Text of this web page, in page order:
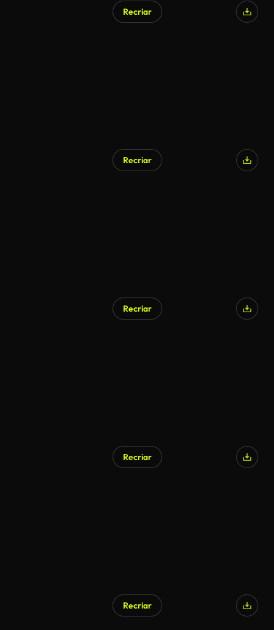
Recriar
Recriar
Recriar
Recriar
Recriar